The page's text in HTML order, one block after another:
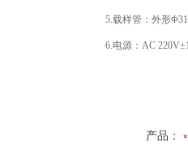
5.载样管：外形
6.电源：AC
产品：